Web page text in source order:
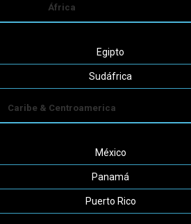
África
Egipto
Sudáfrica
Caribe & Centroamerica
México
Panamá
Puerto Rico
info@jurca.org.ar